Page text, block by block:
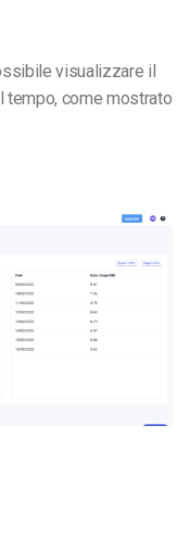
visualizzare il
tempo, come mostrato